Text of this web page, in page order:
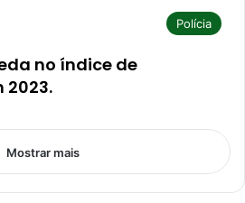
Polícia
no índice de
Mostrar mais